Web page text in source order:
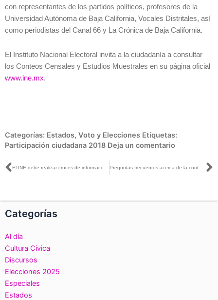
con representantes de los partidos políticos, profesores de la
Universidad Autónoma de Baja California, Vocales Distritales, así
como periodistas del Canal 66 y La Crónica de Baja California.
El Instituto Nacional Electoral invita a la ciudadanía a consultar
los Conteos Censales y Estudios Muestrales en su página oficial
www.ine.mx.
Categorías: Estados, Voto y Elecciones Etiquetas:
Participación ciudadana 2018 Deja un comentario
Ant Preguntas frecuentes acerca de la conformación de nuevos partidos políticos
Categorías
Al día
Cultura Cívica
Discursos
Elecciones 2025
Especiales
Estados